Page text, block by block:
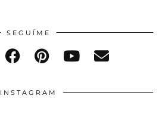
SEGUÍME
INSTAGRAM